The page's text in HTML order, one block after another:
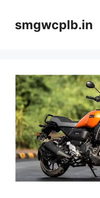
contentsmgwcplb.in